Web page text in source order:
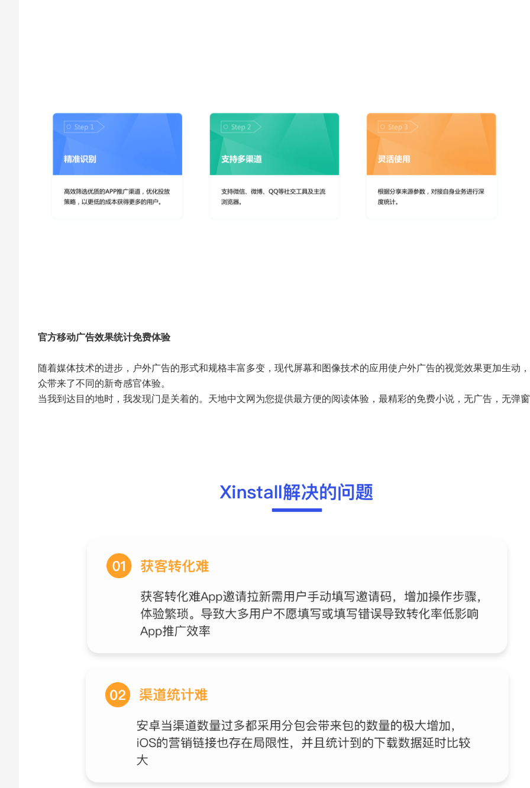
官方移动广告效果统计免费体验
随着媒体技术的进步，户外广告的形式和规格丰富多变，现代屏幕和图像技术的应用使户外广告的视觉效果更加生动
众带来了不同的新奇感官体验。
当我到达目的地时，我发现门是关着的。天地中文网为您提供最方便的阅读体验，最精彩的免费小说，无广告，无弹